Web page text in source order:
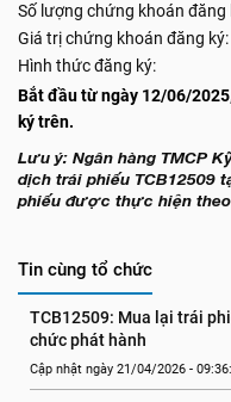
Số lượng chứng khoán đăng
Giá trị chứng khoán đăng ký:
Hình thức đăng ký:
Bắt đầu từ ngày 12/06/
ký trên.
Lưu ý: Ngân hàng TMCP
dịch trái phiếu TCB12509
phiếu được thực hiện theo
Tin cùng tổ chức
TCB12509: Mua lại trái
chức phát hành
Cập nhật ngày 21/04/2026 -